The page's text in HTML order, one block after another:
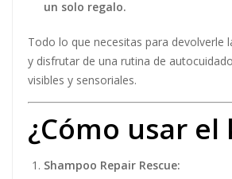
un solo regalo.
Todo lo que necesitas para devolverle
y disfrutar de una rutina de
visibles y sensoriales.
¿Cómo usar el
Shampoo Repair Rescue: